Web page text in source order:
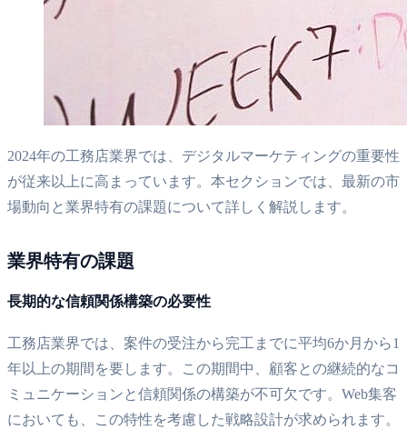
2024年の工務店業界では、デジタルマーケティングの重要性
が従来以上に高まっています。本セクションでは、最新の市
場動向と業界特有の課題について詳しく解説します。
業界特有の課題
長期的な信頼関係構築の必要性
工務店業界では、案件の受注から完工までに平均6か月から1
年以上の期間を要します。この期間中、顧客との継続的なコ
ミュニケーションと信頼関係の構築が不可欠です。Web集客
においても、この特性を考慮した戦略設計が求められます。